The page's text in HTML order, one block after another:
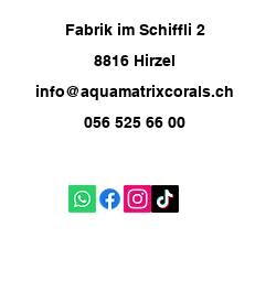
Fabrik im Schiffli 2
8816 Hirzel
info@aquamatrixcorals.ch
056 525 66 00